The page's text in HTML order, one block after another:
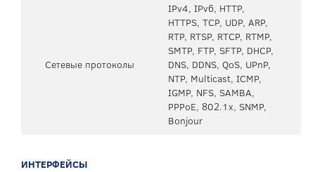
Сетевые протоколы
IPv4, IPv6, HTTP,
HTTPS, TCP, UDP, ARP,
RTP, RTSP, RTCP, RTMP,
SMTP, FTP, SFTP, DHCP,
DNS, DDNS, QoS, UPnP,
NTP, Multicast, ICMP,
IGMP, NFS, SAMBA,
PPPoE, 802.1x, SNMP,
Bonjour
ИНТЕРФЕЙСЫ